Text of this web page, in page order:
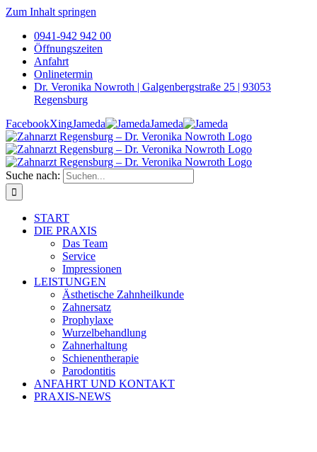
Zum Inhalt springen
0941-942 942 00
Öffnungszeiten
Anfahrt
Onlinetermin
Dr. Veronika Nowroth | Galgenbergstraße 25 | 93053
Regensburg
FacebookXingJameda Jameda
Suche nach:
START
DIE PRAXIS
Das Team
Service
Impressionen
LEISTUNGEN
Ästhetische Zahnheilkunde
Zahnersatz
Prophylaxe
Wurzelbehandlung
Zahnerhaltung
Schienentherapie
Parodontitis
ANFAHRT UND KONTAKT
PRAXIS-NEWS